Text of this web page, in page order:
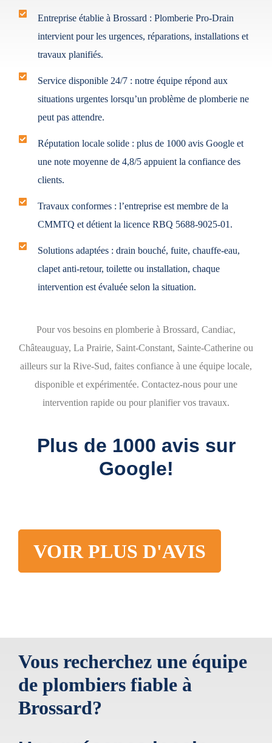
Entreprise établie à Brossard : Plomberie Pro-Drain
intervient pour les urgences, réparations, installations et
travaux planifiés.
Service disponible 24/7 : notre équipe répond aux
situations urgentes lorsqu’un problème de plomberie ne
peut pas attendre.
Réputation locale solide : plus de 1000 avis Google et
une note moyenne de 4,8/5 appuient la confiance des
clients.
Travaux conformes : l’entreprise est membre de la
CMMTQ et détient la licence RBQ 5688-9025-01.
Solutions adaptées : drain bouché, fuite, chauffe-eau,
clapet anti-retour, toilette ou installation, chaque
intervention est évaluée selon la situation.
Pour vos besoins en plomberie à Brossard, Candiac,
Châteauguay, La Prairie, Saint-Constant, Sainte-Catherine ou
ailleurs sur la Rive-Sud, faites confiance à une équipe locale,
disponible et expérimentée. Contactez-nous pour une
intervention rapide ou pour planifier vos travaux.
Plus de 1000 avis sur
Google!
VOIR PLUS D'AVIS
Vous recherchez une équipe
de plombiers fiable à
Brossard?